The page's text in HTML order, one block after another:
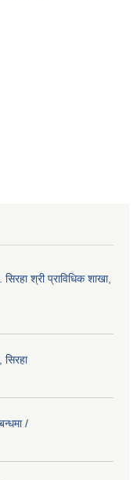
श्री प्राविधिक शाखा,
/